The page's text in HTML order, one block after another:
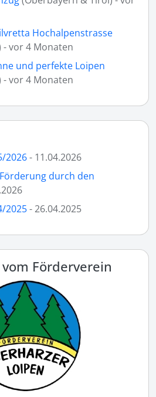
Hochalpenstrasse
vor 4 Monaten
und perfekte Loipen
vor 4 Monaten
2026- 11.04.2026
durch den
2025- 26.04.2025
Förderverein